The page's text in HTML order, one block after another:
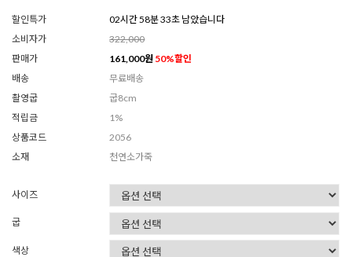
할인특가
02시간 58분 30초 남았습니다
소비자가
322,000
판매가
161,000원 50%할인
배송
무료배송
촬영굽
굽8cm
적립금
1%
상품코드
2056
소재
천연소가죽
사이즈
굽
색상